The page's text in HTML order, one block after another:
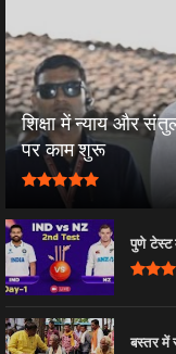
शिक्षा में न्याय और
पर काम शुरू
पुणे टेस्ट
बस्तर में